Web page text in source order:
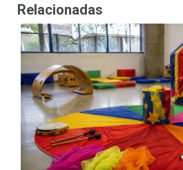
Relacionadas